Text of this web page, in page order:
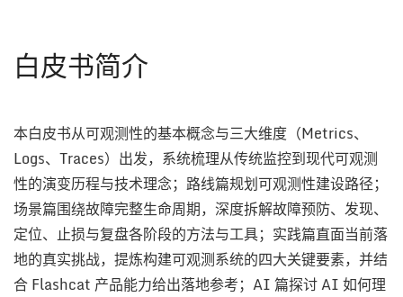
白皮书简介
本白皮书从可观测性的基本概念与三大维度（Metrics、
Logs、Traces）出发，系统梳理从传统监控到现代可观测
性的演变历程与技术理念；路线篇规划可观测性建设路径；
场景篇围绕故障完整生命周期，深度拆解故障预防、发现、
定位、止损与复盘各阶段的方法与工具；实践篇直面当前落
地的真实挑战，提炼构建可观测系统的四大关键要素，并结
合 Flashcat 产品能力给出落地参考；AI 篇探讨 AI 如何理